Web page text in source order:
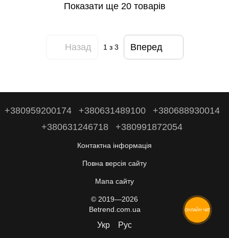
Показати ще 20 товарів
Назад 1з 3 Вперед
+380959200174 +380631489100
+380688930014
+380631246718
+380991872054
Контактна інформація
Повна версія сайту
Мапа сайту
© 2019—2026
Betrend.com.ua
Укр Рус
ОНЛАЙН ЧАТ